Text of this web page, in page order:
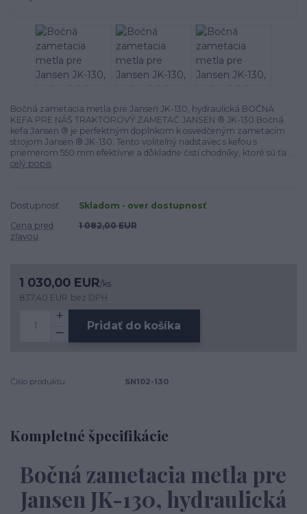
Bočná zametacia metla pre Jansen JK-130, hydraulická BOČNÁ
KEFA PRE NÁŠ TRAKTOROVÝ ZAMETAČ JANSEN ® JK-130 Bočná
kefa Jansen ® je perfektným doplnkom k osvedčeným zametacím
strojom Jansen ® JK-130. Tento voliteľný nadstavec s kefou s
priemerom 550 mm efektívne a dôkladne čistí chodníky, ktoré sú ťa...
celý popis
Dostupnosť
Skladom - over dostupnosť
Cena pred
zľavou
1 082,00 EUR
1 030,00 EUR/ks
837,40 EUR bez DPH
Pridať do košíka
Číslo produktu: SN102-130
Kompletné špecifikácie
Bočná zametacia metla pre
Jansen JK-130, hydraulická